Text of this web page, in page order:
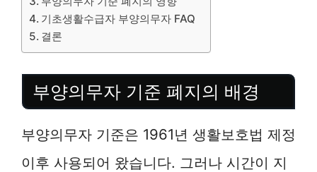
기초생활수급자 부양의무자 FAQ
결론
부양의무자 기준 폐지의 배경
부양의무자 기준은 1961년 생활보호법 제정
이후 사용되어 왔습니다. 그러나 시간이 지